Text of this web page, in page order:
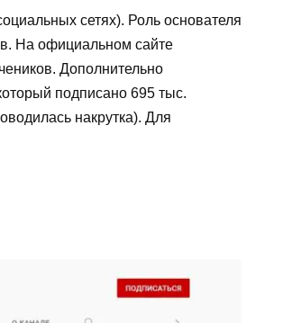
сетях). Роль основателя
На официальном сайте
Дополнительно
подписано 695 тыс.
накрутка). Для